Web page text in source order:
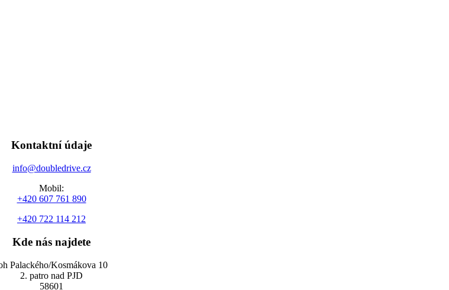
Kontaktní údaje
info@doubledrive.cz
Mobil:
+420 607 761 890
+420 722 114 212
Kde nás najdete
Palackého/Kosmákova 10
2. patro nad PJD
58601